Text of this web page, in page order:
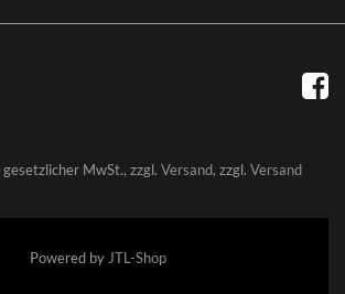
MwSt., zzgl. Versand, zzgl. Versand
Powered by JTL-Shop